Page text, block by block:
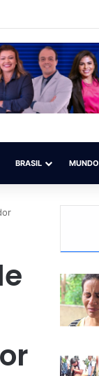
do garimpo ilegal
BRASIL MUNDO